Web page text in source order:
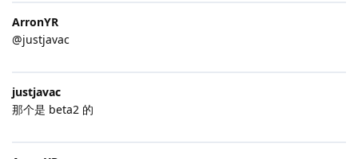
ArronYR
@justjavac
justjavac
那个是 beta2 的